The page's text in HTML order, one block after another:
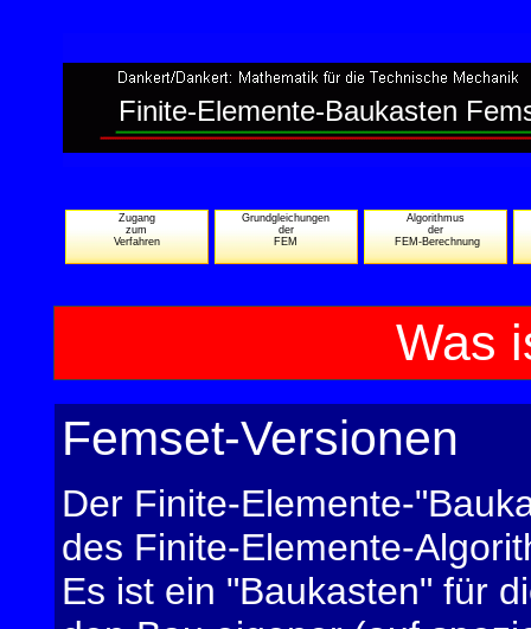
Finite-Elemente-Baukasten
Zugang
zum
Verfahren
Grundgleichungen
der
FEM
Algorithmus
der
FEM-Berechnung
Was
Femset-Versionen
Der Finite-Elemente-
des Finite-Elemente-
Es ist ein "Baukasten" für